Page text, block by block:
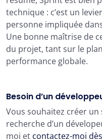
technique : c’est un
personne impliquée
Une bonne maîtrise de
du projet, tant sur le
performance globale.
Besoin d’un
Vous souhaitez créer un
recherche d’un
moi et contactez-moi